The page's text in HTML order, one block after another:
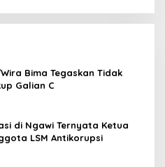
Bima Tegaskan Tidak
Galian C
di Ngawi Ternyata Ketua
LSM Antikorupsi